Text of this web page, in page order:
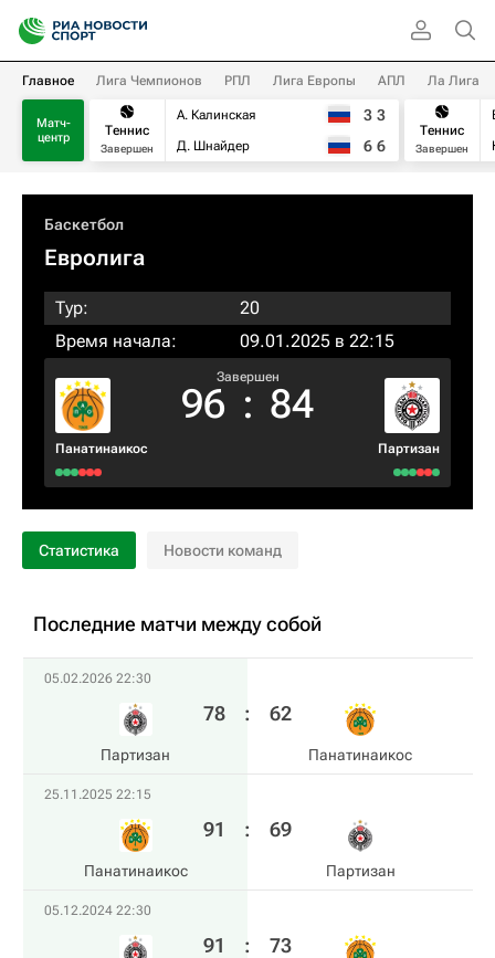
Главное Лига Чемпионов РПЛ Лига Европы АПЛ Ла Лига
Матч-
центр
Теннис
Завершен
А. Калинская
Д. Шнайдер
3 3
6 6
Теннис
Завершен
Баскетбол
Евролига
Тур:
20
Время начала:
09.01.2025 в 22:15
Панатинаикос
Завершен
96 : 84
Партизан
Статистика Новости команд
Последние матчи между собой
05.02.2026 22:30
Партизан
78 : 62
Панатинаикос
25.11.2025 22:15
Панатинаикос
91 : 69
Партизан
05.12.2024 22:30
91 : 73